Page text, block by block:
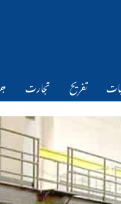
تفریح تجارت